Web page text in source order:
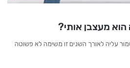
מעצבן אותי?
עליה לאורך השנים זו משימה לא פשוטה